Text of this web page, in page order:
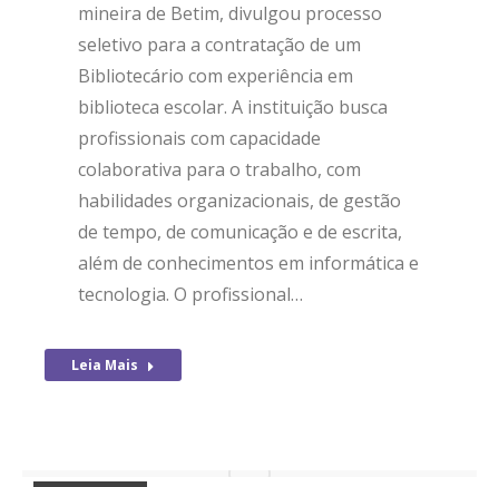
mineira de Betim, divulgou processo
seletivo para a contratação de um
Bibliotecário com experiência em
biblioteca escolar. A instituição busca
profissionais com capacidade
colaborativa para o trabalho, com
habilidades organizacionais, de gestão
de tempo, de comunicação e de escrita,
além de conhecimentos em informática e
tecnologia. O profissional…
Leia Mais